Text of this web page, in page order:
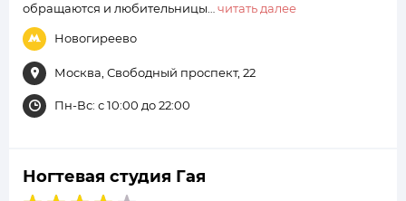
обращаются и любительницы…читать далее
Новогиреево
Москва, Свободный проспект, 22
Пн-Вс: с 10:00 до 22:00
Ногтевая студия Гая